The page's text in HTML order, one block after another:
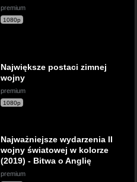
premium
1080p
Największe postaci zimnej
wojny
premium
1080p
Najważniejsze wydarzenia II
wojny światowej w kolorze
(2019) - Bitwa o Anglię
premium